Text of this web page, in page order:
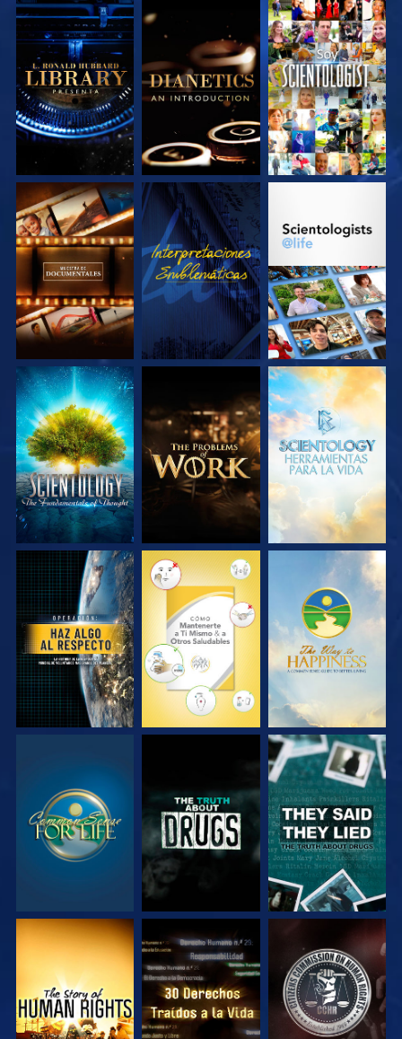
EXPLORA LAS
SERIES
EXPLORA LAS
SERIES
VE
EXPLORA LAS
SERIES
VE
EXPLORA LAS
EXPLORA LAS
SERIES
EXPLORA LAS
SERIES
EXPLORA LAS
SERIES
VE VE VE
VE VE
VE VE VE